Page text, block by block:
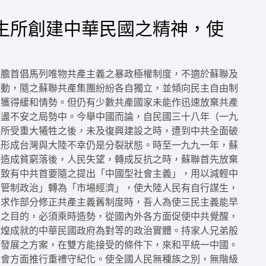
所創建中華民國之精神，使
首倡馬列唯物共產主義之暴政極權制度，不適於蘇聯及
，隨之蘇聯共產集團紛紛各自獨立，並傾向民主自由制
得緩和情勢。但仍有少數共產國家未能作迅速放棄共產
不安之局勢中。今舉中國而論，自民國三十八年（一九
受重大犧牲之後，未及復興建設之時，遭到中共全面破
成台灣與大陸不幸仍是分裂狀態。時至一九九一年，蘇
成貧窮落後，人民失望，轉成反抗之時，蘇聯首先放棄
有中共首要隨之提出「中國型社會主義」，用以減輕中
制政治」轉為「市場經濟」，使大陸人民有自行謀生，
作部分修正共產主義舊制度時，吾人為使三民主義能早
目的，必須乘時造勢，從國內外各方面促使中共覺醒，
成就的中華民國政府為對等的政治實體。持家人兄弟般
展之方案，在雙方能接受的條件下，來和平統一中國。
方面推行重禮守紀化。使全國人民無種族之別，無階級